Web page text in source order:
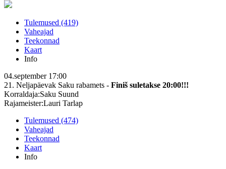
Tulemused (419)
Vaheajad
Teekonnad
Kaart
Info
04.september 17:00
21. Neljapäevak Saku rabamets - Finiš suletakse 20:00!!!
Korraldaja:Saku Suund
Rajameister:Lauri Tarlap
Tulemused (474)
Vaheajad
Teekonnad
Kaart
Info